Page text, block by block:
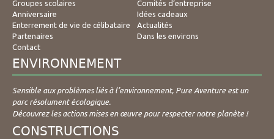
Groupes scolaires
Comités d’entreprise
Anniversaire
Idées cadeaux
Enterrement de vie de célibataire
Actualités
Partenaires
Dans les environs
Contact
ENVIRONNEMENT
Sensible aux problèmes liés à l’environnement, Pure Aventure est un
parc résolument écologique.
Découvrez les actions mises en œuvre pour respecter notre planète !
CONSTRUCTIONS